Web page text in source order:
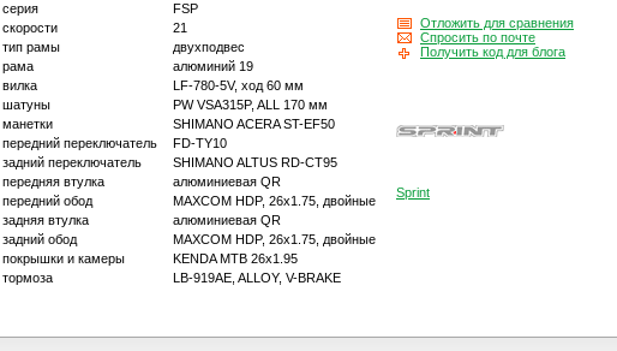
серия
FSP
скорости
21
тип рамы
двухподвес
рама
алюминий 19
вилка
LF-780-5V, ход 60 мм
шатуны
PW VSA315P, ALL 170 мм
манетки
SHIMANO ACERA ST-EF50
передний переключатель
FD-TY10
задний переключатель
SHIMANO ALTUS RD-CT95
передняя втулка
алюминиевая QR
передний обод
MAXCOM HDP, 26x1.75, двойные
задняя втулка
алюминиевая QR
задний обод
MAXCOM HDP, 26x1.75, двойные
покрышки и камеры
KENDA MTB 26x1.95
тормоза
LB-919AE, ALLOY, V-BRAKE
Отложить для сравнения
Спросить по почте
Получить код для блога
Sprint